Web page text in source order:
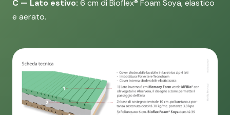
C — Lato estivo: 6 cm di Bioflex® Foam Soya, elastico
e aerato.